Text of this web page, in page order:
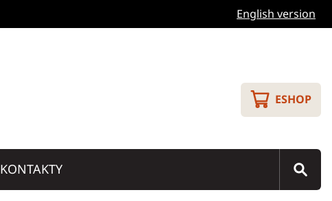
English version
ESHOP
KONTAKTY